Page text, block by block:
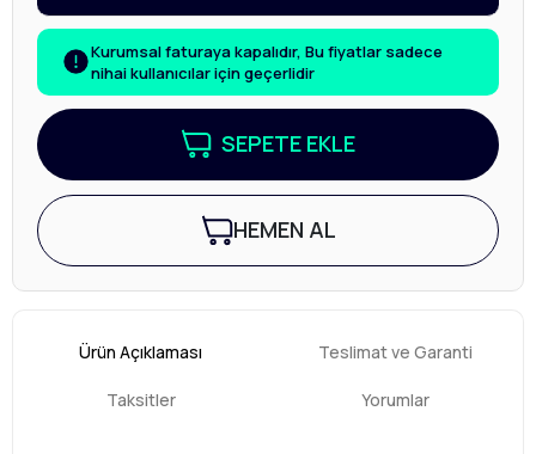
Kurumsal faturaya kapalıdır, Bu fiyatlar sadece
nihai kullanıcılar için geçerlidir
SEPETE EKLE
HEMEN AL
Ürün Açıklaması Teslimat ve Garanti
Taksitler Yorumlar